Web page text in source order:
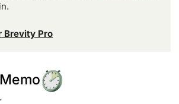
Brevity Pro